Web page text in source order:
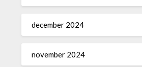
december 2024
november 2024